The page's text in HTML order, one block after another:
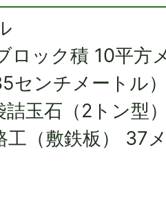
ロック積 10平方
センチメートル
詰玉石（2トン型
工（敷鉄板） 37